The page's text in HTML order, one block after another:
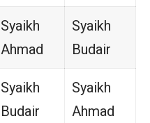
Syaikh
Ahmad
Syaikh
Budair
Syaikh
Budair
Syaikh
Ahmad